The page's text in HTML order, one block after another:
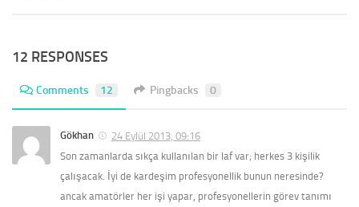
12 RESPONSES
Comments 12 Pingbacks 0
Gökhan
24 Eylül 2013, 09:16
Son zamanlarda sıkça kullanılan bir laf var; herkes 3 kişilik
çalışacak. İyi de kardeşim profesyonellik bunun neresinde?
ancak amatörler her işi yapar, profesyonellerin görev tanımı